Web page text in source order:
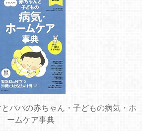
とパパの赤ちゃん・子どもの病気・ホ
ームケア事典